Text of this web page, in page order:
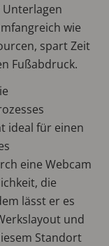
wie
spart Zeit
Fußabdruck.
ideal für einen
eine Webcam
die
lässt er es
und
Standort